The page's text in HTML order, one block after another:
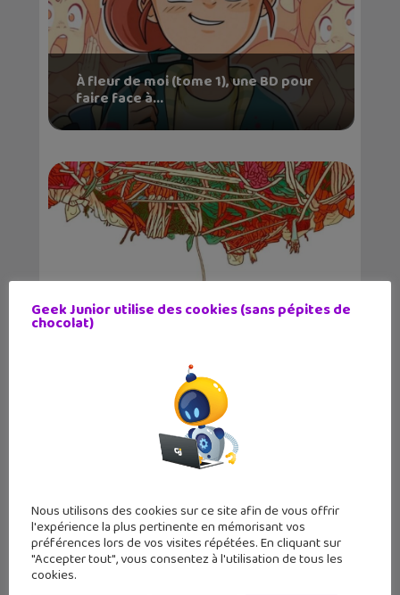
À fleur de moi (tome 1), une BD pour
faire face à...
Geek Junior utilise des cookies (sans pépites de
chocolat)
Nous utilisons des cookies sur ce site afin de vous offrir
l'expérience la plus pertinente en mémorisant vos
préférences lors de vos visites répétées. En cliquant sur
"Accepter tout", vous consentez à l'utilisation de tous les
cookies.